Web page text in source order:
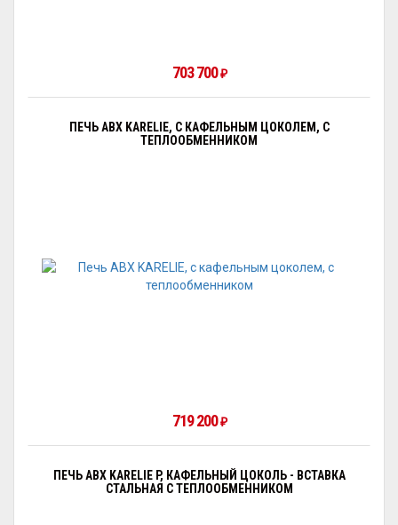
703 700 ₽
ПЕЧЬ ABX KARELIE, С КАФЕЛЬНЫМ ЦОКОЛЕМ, С
ТЕПЛООБМЕННИКОМ
719 200 ₽
ПЕЧЬ ABX KARELIE P, КАФЕЛЬНЫЙ ЦОКОЛЬ - ВСТАВКА
СТАЛЬНАЯ С ТЕПЛООБМЕННИКОМ